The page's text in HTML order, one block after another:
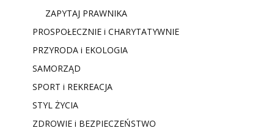
ZAPYTAJ PRAWNIKA
PROSPOŁECZNIE i CHARYTATYWNIE
PRZYRODA i EKOLOGIA
SAMORZĄD
SPORT i REKREACJA
STYL ŻYCIA
ZDROWIE i BEZPIECZEŃSTWO